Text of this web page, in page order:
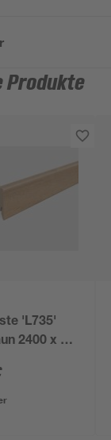
Produkte
'L735'
2400 x 58